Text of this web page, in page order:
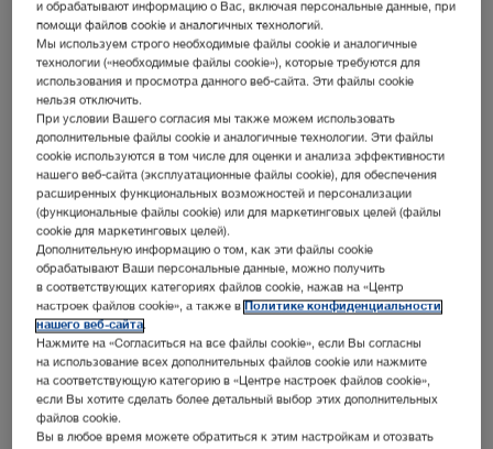
Медиатека
Брошюры, флаеры,
видеофильмы
и инструкции
по эксплуатации
Мероприятия
и международные
ярмарки, конгрессы
и семинары
и обрабатывают информацию о Вас, включая персональные данные, при
помощи файлов cookie и аналогичных технологий.
Мы используем строго необходимые файлы cookie и аналогичные
технологии («необходимые файлы cookie»), которые требуются для
использования и просмотра данного веб-сайта. Эти файлы cookie
нельзя отключить.
При условии Вашего согласия мы также можем использовать
дополнительные файлы cookie и аналогичные технологии. Эти файлы
cookie используются в том числе для оценки и анализа эффективности
нашего веб-сайта (эксплуатационные файлы cookie), для обеспечения
расширенных функциональных возможностей и персонализации
(функциональные файлы cookie) или для маркетинговых целей (файлы
cookie для маркетинговых целей).
Дополнительную информацию о том, как эти файлы cookie
обрабатывают Ваши персональные данные, можно получить
в соответствующих категориях файлов cookie, нажав на «Центр
настроек файлов cookie», а также вПолитике конфиденциальности
нашего веб-сайта.
Нажмите на «Согласиться на все файлы cookie», если Вы согласны
на использование всех дополнительных файлов cookie или нажмите
на соответствующую категорию в «Центре настроек файлов cookie»,
если Вы хотите сделать более детальный выбор этих дополнительных
файлов cookie.
Вы в любое время можете обратиться к этим настройкам и отозвать